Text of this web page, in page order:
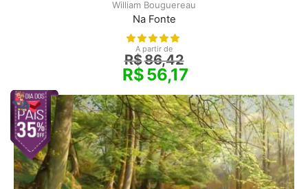
William Bouguereau
Na Fonte
A partir de
R$86,42
R$56,17